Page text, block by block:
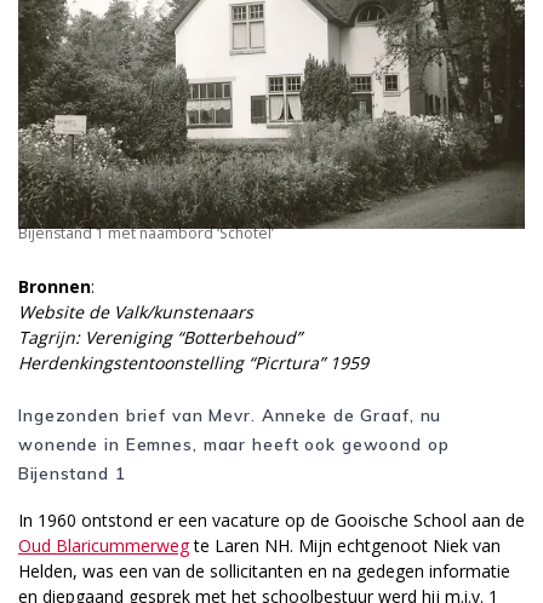
Bijenstand 1 met naambord ‘Schotel’
Bronnen:
Website de Valk/kunstenaars
Tagrijn: Vereniging “Botterbehoud”
Herdenkingstentoonstelling “Picrtura” 1959
Ingezonden brief van Mevr. Anneke de Graaf, nu
wonende in Eemnes, maar heeft ook gewoond op
Bijenstand 1
In 1960 ontstond er een vacature op de Gooische School aan de
Oud Blaricummerwegte Laren NH. Mijn echtgenoot Niek van
Helden, was een van de sollicitanten en na gedegen informatie
en diepgaand gesprek met het schoolbestuur werd hij m.i.v. 1